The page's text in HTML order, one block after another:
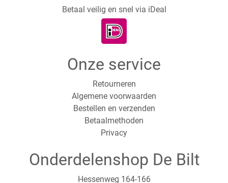
Betaal veilig en snel via iDeal
Onze service
Retourneren
Algemene voorwaarden
Bestellen en verzenden
Betaalmethoden
Privacy
Onderdelenshop De Bilt
Hessenweg 164-166